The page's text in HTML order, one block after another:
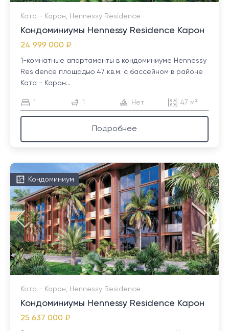
Ката - Карон, Hennessy Residence
Кондоминиумы Hennessy Residence Карон
24 999 000 ₽
1-комнатные апартаменты в кондоминиуме Hennessy
Residence площадью 47 кв.м. с бассейном в районе
Ката - Карон...
1 1 Нет 47 м²
Подробнее
Кондоминиум
Ката - Карон, Hennessy Residence
Кондоминиумы Hennessy Residence Карон
25 637 000 ₽